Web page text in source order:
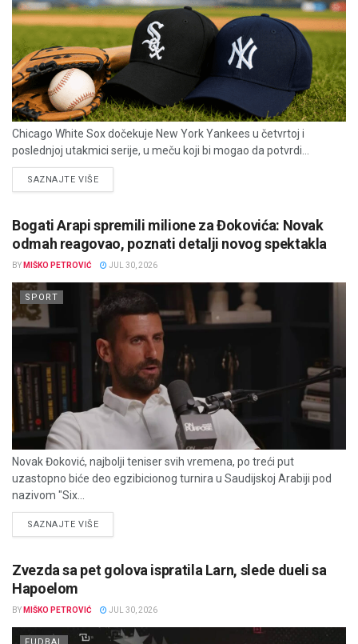
Chicago White Sox dočekuje New York Yankees u četvrtoj i
poslednjoj utakmici serije, u meču koji bi mogao da potvrdi...
SAZNAJTE VIŠEDETAILS
Bogati Arapi spremili milione za Đokovića: Novak
odmah reagovao, poznati detalji novog spektakla
BY MIŠKO PETROVIĆ JUL 30, 2026
SPORT
Novak Đoković, najbolji teniser svih vremena, po treći put
uzastopno biće deo egzibicionog turnira u Saudijskoj Arabiji pod
nazivom "Six...
SAZNAJTE VIŠEDETAILS
Zvezda sa pet golova ispratila Larn, slede dueli sa
Hapoelom
BY MIŠKO PETROVIĆ JUL 30, 2026